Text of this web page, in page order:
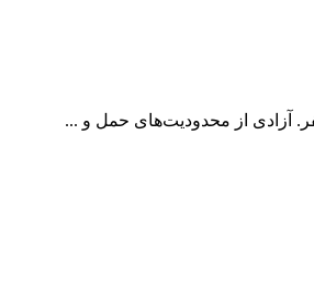
آزادی از محدودیت‌های حمل و ...